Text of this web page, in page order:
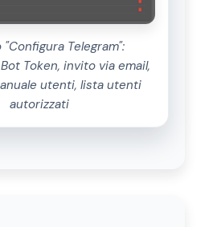
"Configura Telegram":
Token, invito via email,
utenti, lista utenti
autorizzati